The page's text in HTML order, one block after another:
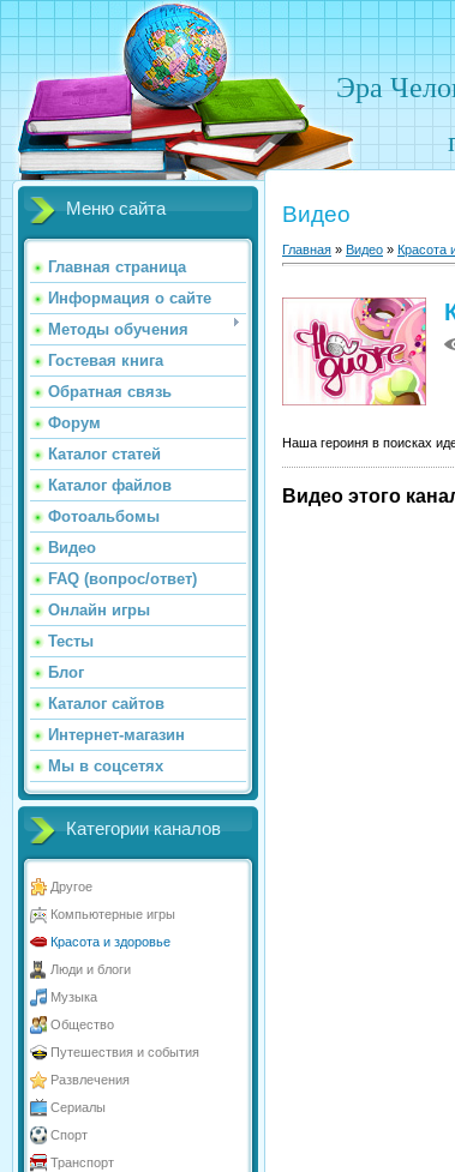
Эра
Меню сайта
Главная страница
Информация о сайте
Методы обучения
Гостевая книга
Обратная связь
Форум
Каталог статей
Каталог файлов
Фотоальбомы
Видео
FAQ (вопрос/ответ)
Онлайн игры
Тесты
Блог
Каталог сайтов
Интернет-магазин
Мы в соцсетях
Категории каналов
Другое
Компьютерные игры
Красота и здоровье
Люди и блоги
Музыка
Общество
Путешествия и события
Развлечения
Сериалы
Спорт
Транспорт
Видео
Главная » Видео » Красота
Наша героиня в поисках
Видео этого